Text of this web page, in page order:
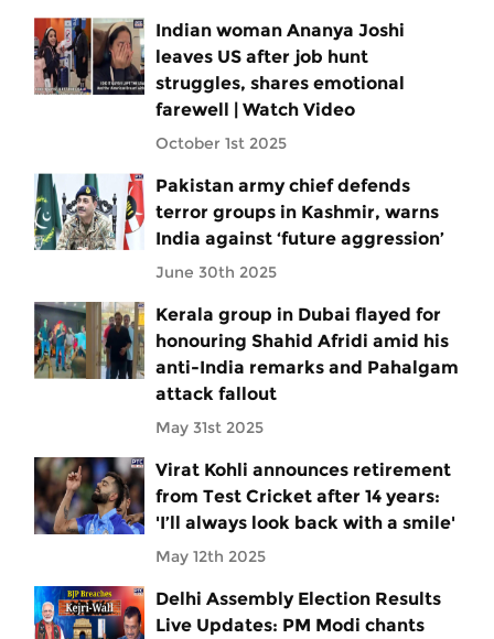
Indian woman Ananya Joshi
leaves US after job hunt
struggles, shares emotional
farewell | Watch Video
October 1st 2025
Pakistan army chief defends
terror groups in Kashmir, warns
India against ‘future aggression’
June 30th 2025
Kerala group in Dubai flayed for
honouring Shahid Afridi amid his
anti-India remarks and Pahalgam
attack fallout
May 31st 2025
Virat Kohli announces retirement
from Test Cricket after 14 years:
'I’ll always look back with a smile'
May 12th 2025
Delhi Assembly Election Results
Live Updates: PM Modi chants